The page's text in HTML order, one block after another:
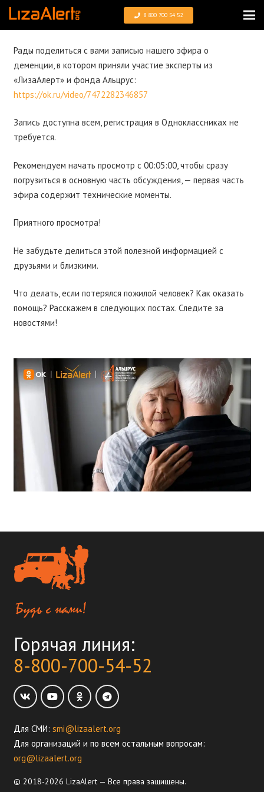
8 800 700 54 52
Рады поделиться с вами записью нашего эфира о
деменции , в котором приняли участие эксперты из
«ЛизаАлерт» и фонда Альцрус:
https://ok.ru/video/7472282346857
Запись доступна всем, регистрация в Одноклассниках не
требуется.
Рекомендуем начать просмотр с 00:05:00, чтобы сразу
погрузиться в основную часть обсуждения, — первая часть
эфира содержит технические моменты.
Приятного просмотра!
Не забудьте делиться этой полезной информацией с
друзьями и близкими.
Что делать, если потерялся пожилой человек? Как оказать
помощь? Расскажем в следующих постах. Следите за
новостями!
Горячая линия:
8-800-700-54-52
Для СМИ: smi@lizaalert.org
Для организаций и по всем остальным вопросам:
org@lizaalert.org
© 2018-2026 LizaAlert — Все права защищены.